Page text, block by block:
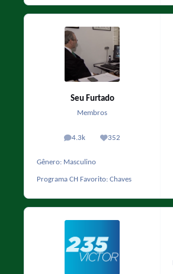
Seu Furtado
Membros
4.3k
posts 352
Reputação
Gênero: Masculino
Programa CH Favorito: Chaves